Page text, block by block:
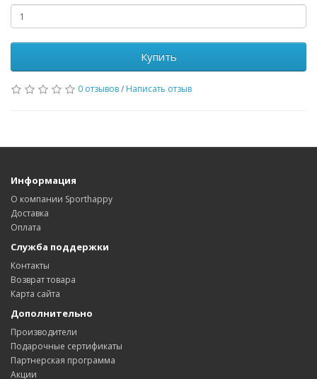
Купить
0 отзывов/ Написать отзыв
Информация
О компании Sporthappy
Доставка
Оплата
Служба поддержки
Контакты
Возврат товара
Карта сайта
Дополнительно
Производители
Подарочные сертификаты
Партнерская программа
Акции